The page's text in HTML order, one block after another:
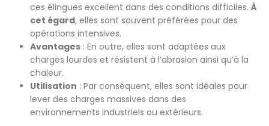
ces élingues excellent dans des conditions difficiles. À
cet égard, elles sont souvent préférées pour des
opérations intensives.
Avantages: En outre, elles sont adaptées aux
charges lourdes et résistent à l’abrasion ainsi qu’à la
chaleur.
Utilisation : Par conséquent, elles sont idéales pour
lever des charges massives dans des
environnements industriels ou extérieurs.